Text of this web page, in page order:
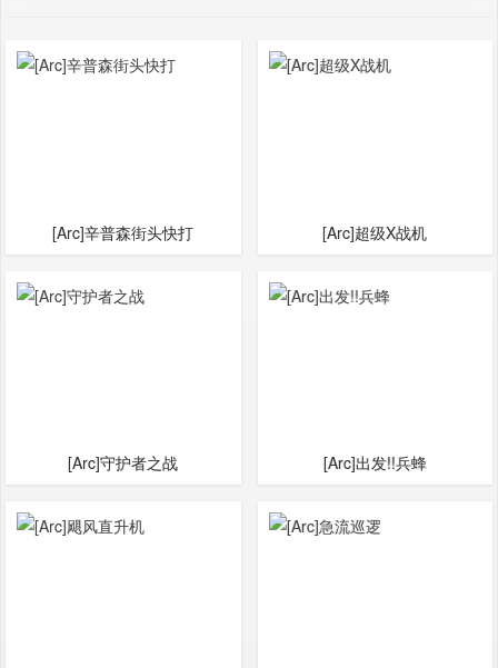
[Arc]辛普森街头快打 [Arc]超级X战机
[Arc]守护者之战 [Arc]出发!!兵蜂